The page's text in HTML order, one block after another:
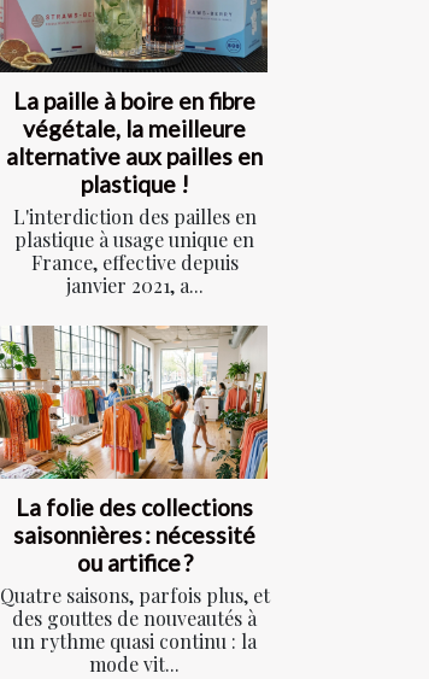
La paille à boire en fibre
végétale, la meilleure
alternative aux pailles en
plastique !
L'interdiction des pailles en
plastique à usage unique en
France, effective depuis
janvier 2021, a...
La folie des collections
saisonnières : nécessité
ou artifice ?
Quatre saisons, parfois plus, et
des gouttes de nouveautés à
un rythme quasi continu : la
mode vit...